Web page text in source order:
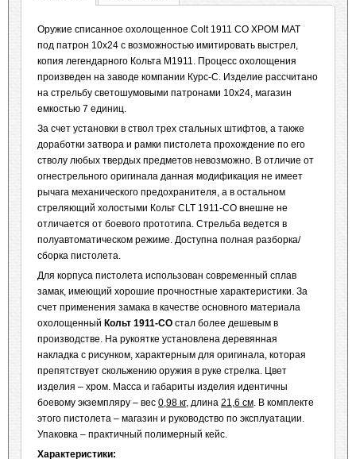
Оружие списанное охолощенное Colt 1911 СО ХРОМ МАТ
под патрон 10x24 с возможностью имитировать выстрел,
копия легендарного Кольта М1911. Процесс охолощения
произведен на заводе компании Курс-С. Изделие рассчитано
на стрельбу светошумовыми патронами 10х24, магазин
емкостью 7 единиц.
За счет установки в ствол трех стальных штифтов, а также
доработки затвора и рамки пистолета прохождение по его
стволу любых твердых предметов невозможно. В отличие от
огнестрельного оригинала данная модификация не имеет
рычага механического предохранителя, а в остальном
стреляющий холостыми Кольт CLT 1911-CO внешне не
отличается от боевого прототипа. Стрельба ведется в
полуавтоматическом режиме. Доступна полная разборка/
сборка пистолета.
Для корпуса пистолета использован современный сплав
замак, имеющий хорошие прочностные характеристики. За
счет применения замака в качестве основного материала
охолощенный Кольт 1911-СО стал более дешевым в
производстве. На рукоятке установлена деревянная
накладка с рисунком, характерным для оригинала, которая
препятствует скольжению оружия в руке стрелка. Цвет
изделия – хром. Масса и габариты изделия идентичны
боевому экземпляру – вес 0,98 кг, длина 21,6 см. В комплекте
этого пистолета – магазин и руководство по эксплуатации.
Упаковка – практичный полимерный кейс.
Характеристики: